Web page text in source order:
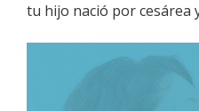
tu hijo nació por cesárea